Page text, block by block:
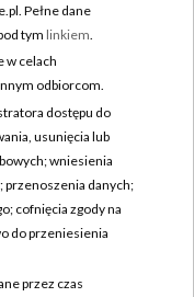
Pełne dane
tym linkiem
w celach
odbiorcom.
dostępu do
usunięcia lub
wniesienia
przenoszenia danych;
cofnięcia zgody na
do przeniesienia
przez czas